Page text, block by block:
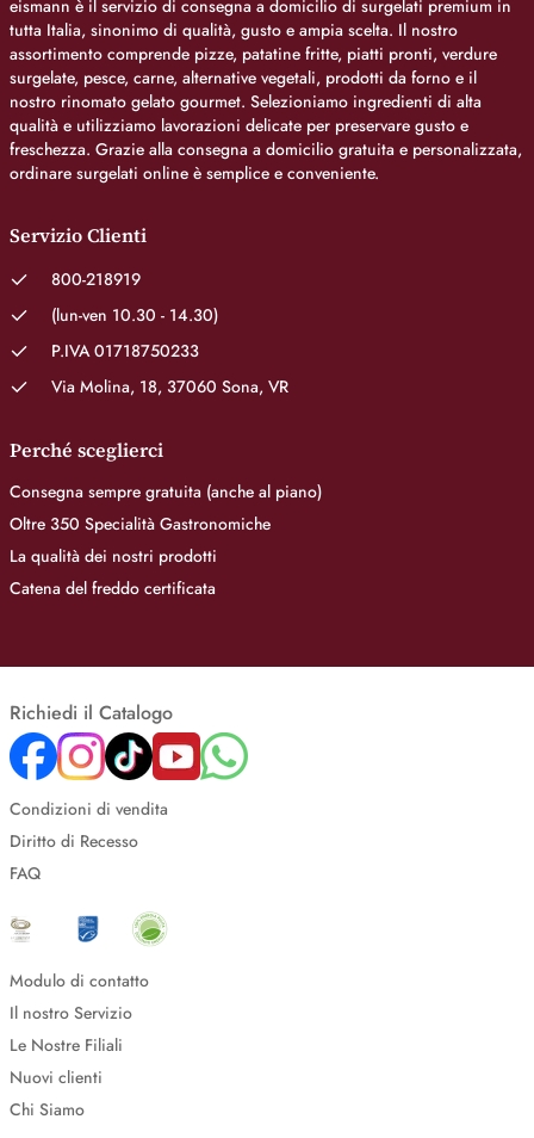
eismann è il servizio di consegna a domicilio di surgelati premium in
tutta Italia, sinonimo di qualità, gusto e ampia scelta. Il nostro
assortimento comprende pizze, patatine fritte, piatti pronti, verdure
surgelate, pesce, carne, alternative vegetali, prodotti da forno e il
nostro rinomato gelato gourmet. Selezioniamo ingredienti di alta
qualità e utilizziamo lavorazioni delicate per preservare gusto e
freschezza. Grazie alla consegna a domicilio gratuita e personalizzata,
ordinare surgelati online è semplice e conveniente.
Servizio Clienti
800-218919
(lun-ven 10.30 - 14.30)
P.IVA 01718750233
Via Molina, 18, 37060 Sona, VR
Perché sceglierci
Consegna sempre gratuita (anche al piano)
Oltre 350 Specialità Gastronomiche
La qualità dei nostri prodotti
Catena del freddo certificata
Richiedi il Catalogo
Condizioni di vendita
Diritto di Recesso
FAQ
Modulo di contatto
Il nostro Servizio
Le Nostre Filiali
Nuovi clienti
Chi Siamo